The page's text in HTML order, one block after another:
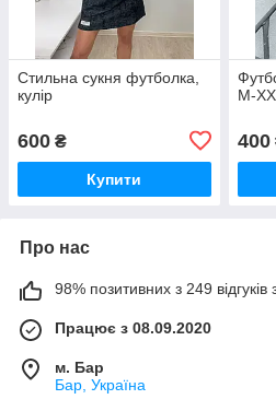
Стильна сукня футболка,
кулір
600 ₴
Купити
М-
400
Про нас
98% позитивних з 249 відгуків
Працює з 08.09.2020
м. Бар
Бар, Україна